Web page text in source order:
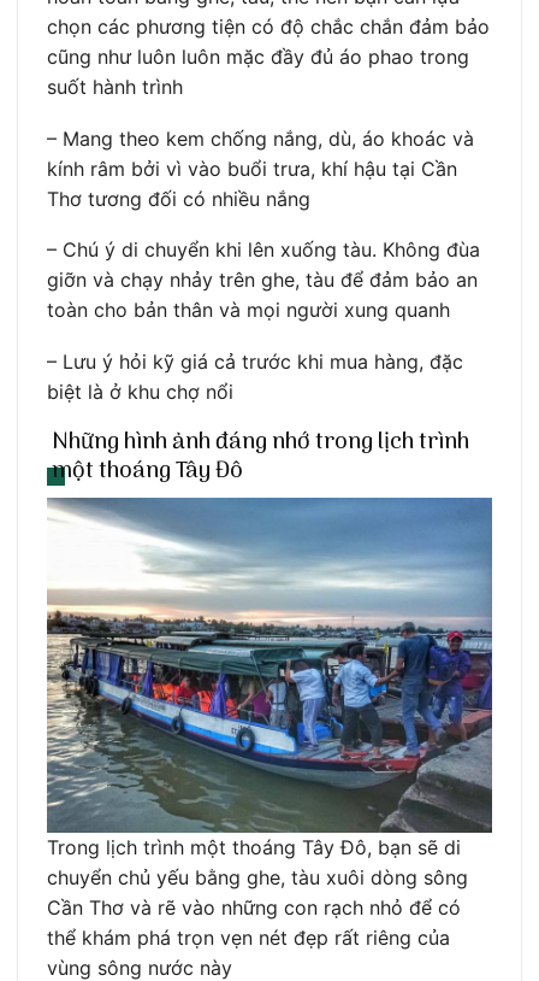
chọn các phương tiện có độ chắc chắn đảm bảo
cũng như luôn luôn mặc đầy đủ áo phao trong
suốt hành trình
– Mang theo kem chống nắng, dù, áo khoác và
kính râm bởi vì vào buổi trưa, khí hậu tại Cần
Thơ tương đối có nhiều nắng
– Chú ý di chuyển khi lên xuống tàu. Không đùa
giỡn và chạy nhảy trên ghe, tàu để đảm bảo an
toàn cho bản thân và mọi người xung quanh
– Lưu ý hỏi kỹ giá cả trước khi mua hàng, đặc
biệt là ở khu chợ nổi
Những hình ảnh đáng nhớ trong lịch trình
một thoáng Tây Đô
Trong lịch trình một thoáng Tây Đô, bạn sẽ di
chuyển chủ yếu bằng ghe, tàu xuôi dòng sông
Cần Thơ và rẽ vào những con rạch nhỏ để có
thể khám phá trọn vẹn nét đẹp rất riêng của
vùng sông nước này